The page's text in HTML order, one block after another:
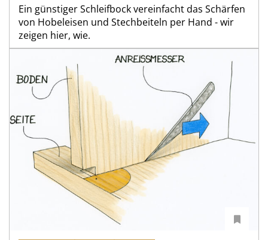
Ein günstiger Schleifbock vereinfacht das Schärfen
von Hobeleisen und Stechbeiteln per Hand - wir
zeigen hier, wie.